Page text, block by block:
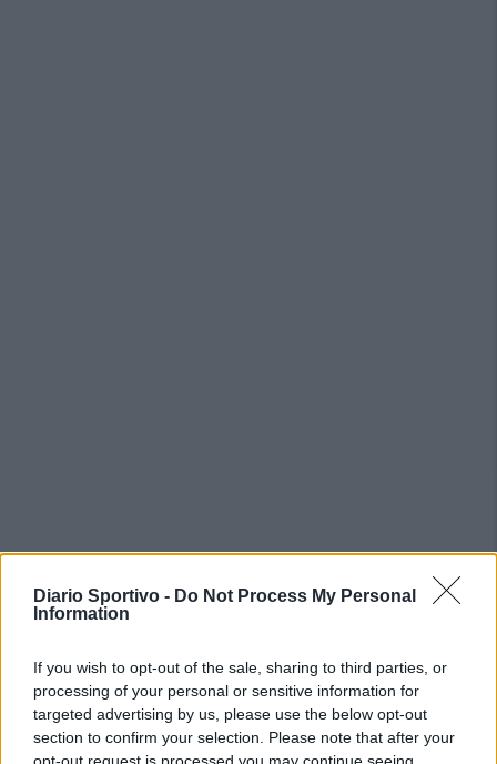
Diario Sportivo - Do Not Process My Personal
Information
If you wish to opt-out of the sale, sharing to third parties, or
processing of your personal or sensitive information for
targeted advertising by us, please use the below opt-out
section to confirm your selection. Please note that after your
opt-out request is processed you may continue seeing
presentato domanda di ripescaggio
8 Lug 2026
Amichevole Ossese: 3-1 al Cagliari Primavera,